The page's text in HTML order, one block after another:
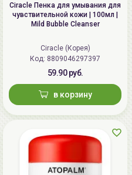
Ciracle Пенка для умывания для
чувствительной кожи | 100мл |
Mild Bubble Cleanser
Ciracle (Корея)
Код: 8809046297397
59.90 руб.
в корзину